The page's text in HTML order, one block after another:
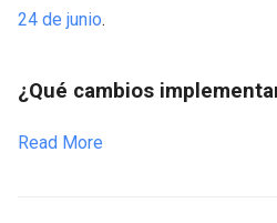
24 de junio.
¿Qué cambios
Read More